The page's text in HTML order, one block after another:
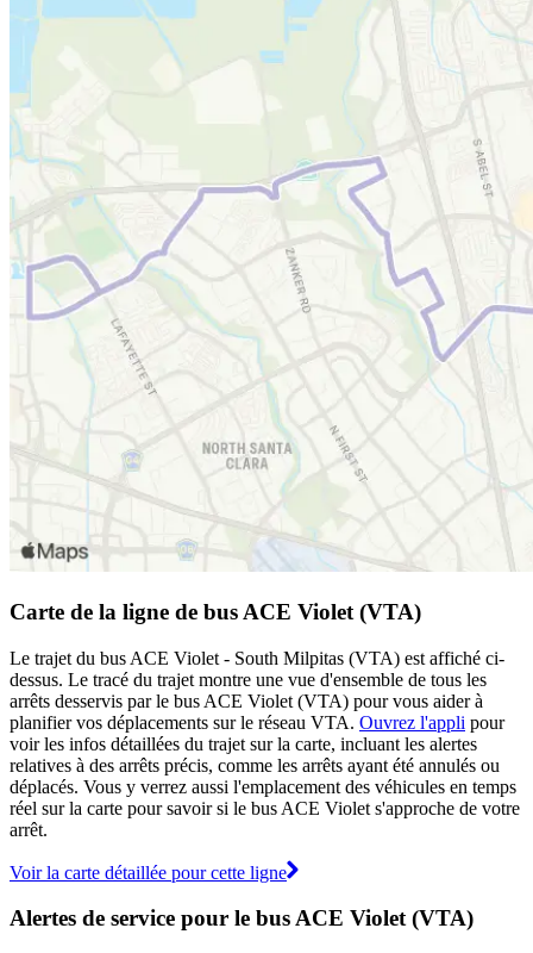
Carte de la ligne de bus ACE Violet (VTA)
Le trajet du bus ACE Violet - South Milpitas (VTA) est affiché ci-
dessus. Le tracé du trajet montre une vue d'ensemble de tous les
arrêts desservis par le bus ACE Violet (VTA) pour vous aider à
planifier vos déplacements sur le réseau VTA. Ouvrez l'appli pour
voir les infos détaillées du trajet sur la carte, incluant les alertes
relatives à des arrêts précis, comme les arrêts ayant été annulés ou
déplacés. Vous y verrez aussi l'emplacement des véhicules en temps
réel sur la carte pour savoir si le bus ACE Violet s'approche de votre
arrêt.
Voir la carte détaillée pour cette ligne
Alertes de service pour le bus ACE Violet (VTA)